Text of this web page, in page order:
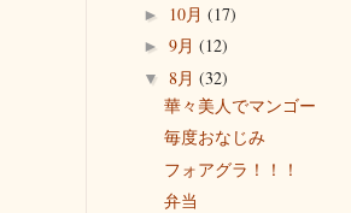
► 10月 (17)
► 9月 (12)
▼ 8月 (32)
華々美人でマンゴー
毎度おなじみ
フォアグラ！！！
弁当